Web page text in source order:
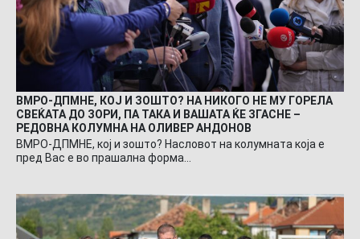
ВМРО-ДПМНЕ, КОЈ И ЗОШТО? НА НИКОГО НЕ МУ ГОРЕЛА
СВЕЌАТА ДО ЗОРИ, ПА ТАКА И ВАШАТА ЌЕ ЗГАСНЕ –
РЕДОВНА КОЛУМНА НА ОЛИВЕР АНДОНОВ
ВМРО-ДПМНЕ, кој и зошто? Насловот на колумната која е
пред Вас е во прашална форма…